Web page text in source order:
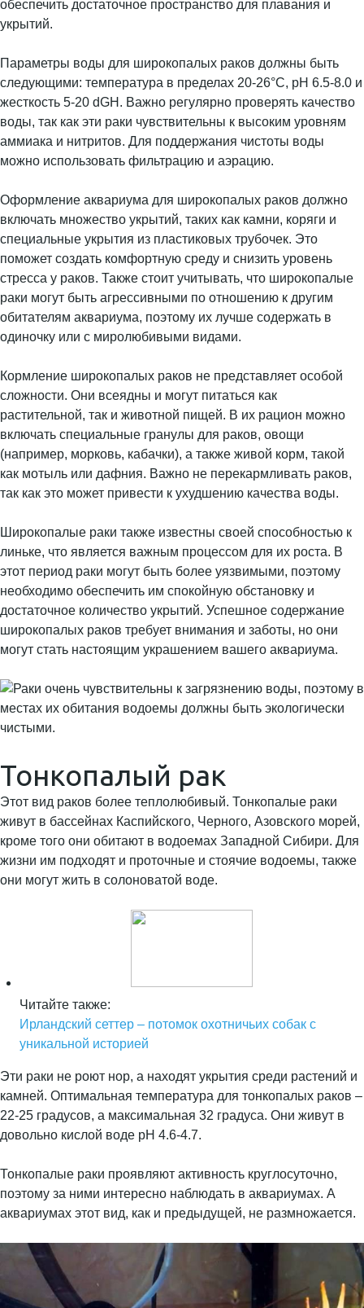
обеспечить достаточное пространство для плавания и
укрытий.
Параметры воды для широкопалых раков должны быть
следующими: температура в пределах 20-26°C, pH 6.5-8.0 и
жесткость 5-20 dGH. Важно регулярно проверять качество
воды, так как эти раки чувствительны к высоким уровням
аммиака и нитритов. Для поддержания чистоты воды
можно использовать фильтрацию и аэрацию.
Оформление аквариума для широкопалых раков должно
включать множество укрытий, таких как камни, коряги и
специальные укрытия из пластиковых трубочек. Это
поможет создать комфортную среду и снизить уровень
стресса у раков. Также стоит учитывать, что широкопалые
раки могут быть агрессивными по отношению к другим
обитателям аквариума, поэтому их лучше содержать в
одиночку или с миролюбивыми видами.
Кормление широкопалых раков не представляет особой
сложности. Они всеядны и могут питаться как
растительной, так и животной пищей. В их рацион можно
включать специальные гранулы для раков, овощи
(например, морковь, кабачки), а также живой корм, такой
как мотыль или дафния. Важно не перекармливать раков,
так как это может привести к ухудшению качества воды.
Широкопалые раки также известны своей способностью к
линьке, что является важным процессом для их роста. В
этот период раки могут быть более уязвимыми, поэтому
необходимо обеспечить им спокойную обстановку и
достаточное количество укрытий. Успешное содержание
широкопалых раков требует внимания и заботы, но они
могут стать настоящим украшением вашего аквариума.
Тонкопалый рак
Этот вид раков более теплолюбивый. Тонкопалые раки
живут в бассейнах Каспийского, Черного, Азовского морей,
кроме того они обитают в водоемах Западной Сибири. Для
жизни им подходят и проточные и стоячие водоемы, также
они могут жить в солоноватой воде.
Читайте также:
Ирландский сеттер – потомок охотничьих собак с
уникальной историей
Эти раки не роют нор, а находят укрытия среди растений и
камней. Оптимальная температура для тонкопалых раков –
22-25 градусов, а максимальная 32 градуса. Они живут в
довольно кислой воде рН 4.6-4.7.
Тонкопалые раки проявляют активность круглосуточно,
поэтому за ними интересно наблюдать в аквариумах. А
аквариумах этот вид, как и предыдущей, не размножается.